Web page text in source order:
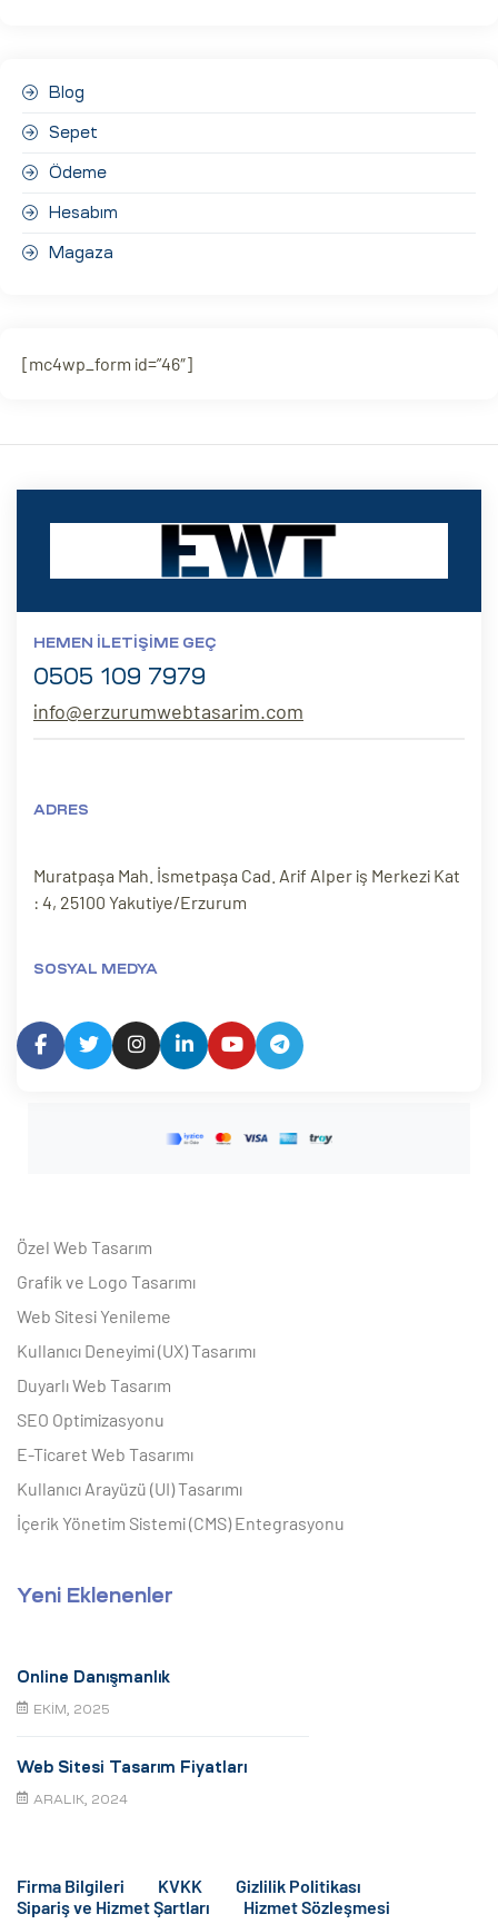
Blog
Sepet
Ödeme
Hesabım
Magaza
[mc4wp_form id=”46″]
HEMEN İLETIŞIME GEÇ
0505 109 7979
info@erzurumwebtasarim.com
ADRES
Muratpaşa Mah. İsmetpaşa Cad. Arif Alper iş Merkezi Kat
: 4, 25100 Yakutiye/Erzurum
SOSYAL MEDYA
Özel Web Tasarım
Grafik ve Logo Tasarımı
Web Sitesi Yenileme
Kullanıcı Deneyimi (UX) Tasarımı
Duyarlı Web Tasarım
SEO Optimizasyonu
E-Ticaret Web Tasarımı
Kullanıcı Arayüzü (UI) Tasarımı
İçerik Yönetim Sistemi (CMS) Entegrasyonu
Yeni Eklenenler
Online Danışmanlık
EKIM, 2025
Web Sitesi Tasarım Fiyatları
ARALIK, 2024
Firma Bilgileri KVKK
Gizlilik Politikası
Sipariş ve Hizmet Şartları
Hizmet Sözleşmesi